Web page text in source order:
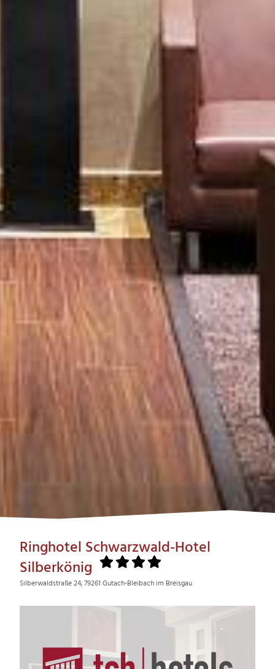
Ringhotel Schwarzwald-Hotel
Silberkönig
Silberwaldstraße 24, 79261 Gutach-Bleibach im Breisgau